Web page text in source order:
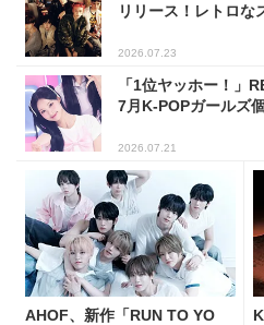
リリース！レトロな
2026.07.23
「1位ヤッホー！」
7月K-POPガールズ
2026.07.21
AHOF、新作「RUN TO YO